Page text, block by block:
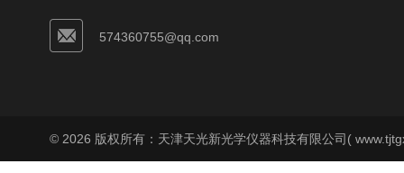
574360755@qq.com
© 2026 版权所有：天津天光新光学仪器科技有限公司(